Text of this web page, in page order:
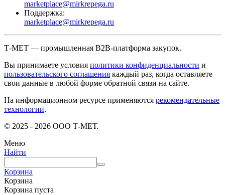
marketplace@mirkrepega.ru
Поддержка:
marketplace@mirkrepega.ru
Т-МЕТ — промышленная B2B-платформа закупок.
Вы принимаете условия политики конфиденциальности и
пользовательского соглашения каждый раз, когда оставляете
свои данные в любой форме обратной связи на сайте.
На информационном ресурсе применяются рекомендательные
технологии.
© 2025 - 2026 ООО Т-МЕТ.
Меню
Найти
Корзина
Корзина
Корзина пуста